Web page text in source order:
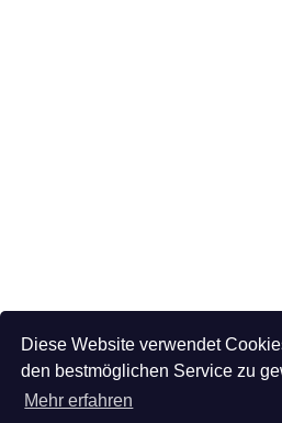
Diese Website verwendet
den bestmöglichen Service zu
Mehr erfahren